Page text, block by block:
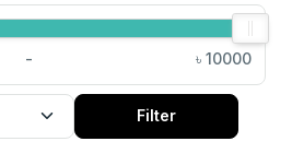
- ৳ 10000
Filter